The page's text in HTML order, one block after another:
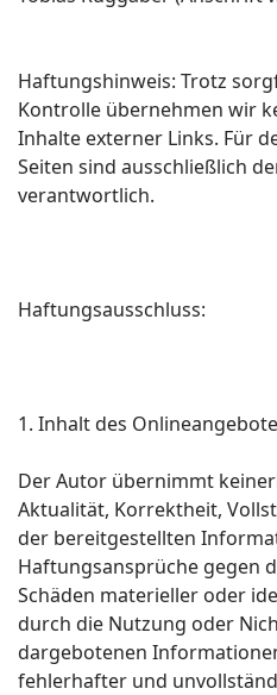
Haftungshinweis: Trotz
Kontrolle übernehmen wir
Inhalte externer Links. Für
Seiten sind ausschließlich
verantwortlich.
Haftungsausschluss:
1. Inhalt des
Der Autor übernimmt
Aktualität, Korrektheit,
der bereitgestellten
Haftungsansprüche gegen
Schäden materieller oder
durch die Nutzung oder
dargebotenen
fehlerhafter und